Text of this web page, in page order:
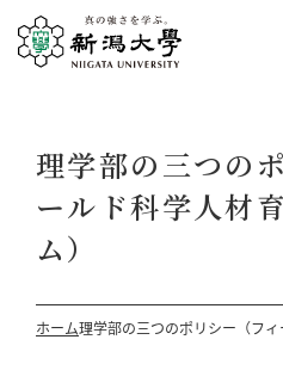
理学部の三つの
ールド科学人材
ム）
ホーム理学部の三つのポリシー（フィ